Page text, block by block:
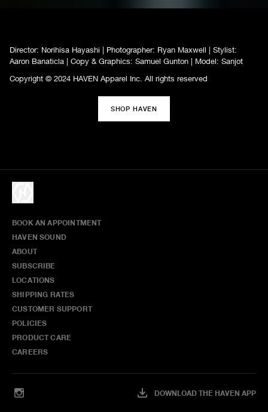
Director: Norihisa Hayashi | Photographer: Ryan Maxwell | Stylist:
Aaron Banaticla | Copy & Graphics: Samuel Gunton | Model: Sanjot
Copyright © 2024 HAVEN Apparel Inc. All rights reserved
SHOP HAVEN
BOOK AN APPOINTMENT
HAVEN SOUND
ABOUT
SUBSCRIBE
LOCATIONS
SHIPPING RATES
CUSTOMER SUPPORT
POLICIES
PRODUCT CARE
CAREERS
DOWNLOAD THE HAVEN APP